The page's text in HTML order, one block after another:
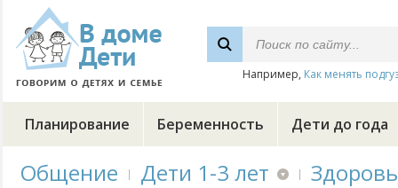
Например, Как менять
Планирование Беременность Дети до года
Общение Дети 1-3 лет